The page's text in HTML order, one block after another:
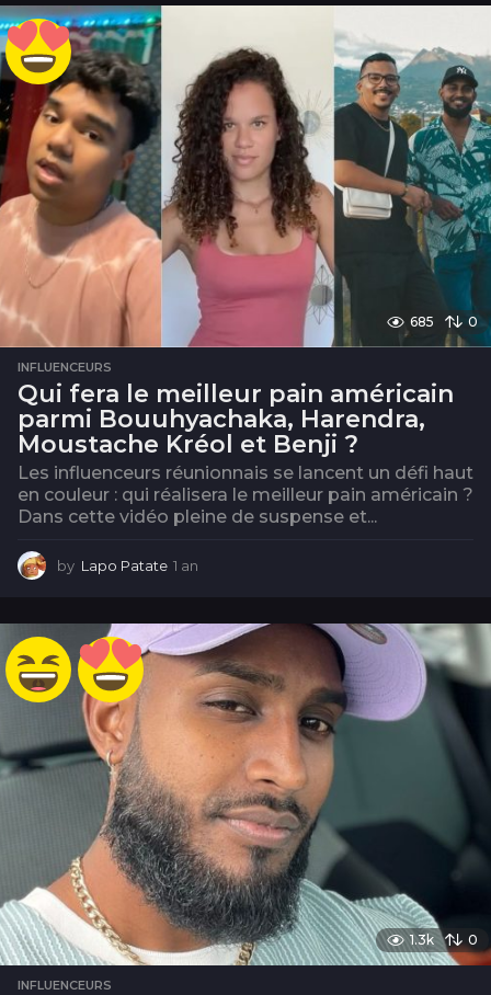
685 0
INFLUENCEURS
Qui fera le meilleur pain américain
parmi Bouuhyachaka, Harendra,
Moustache Kréol et Benji ?
Les influenceurs réunionnais se lancent un défi haut
en couleur : qui réalisera le meilleur pain américain ?
Dans cette vidéo pleine de suspense et...
by Lapo Patate 1 an
1.3k 0
INFLUENCEURS